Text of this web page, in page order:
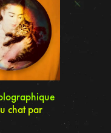
chat par